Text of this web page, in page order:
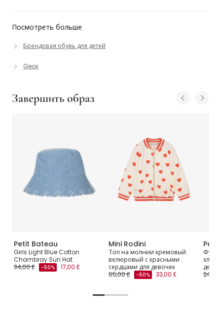
Посмотреть больше
Брендовая обувь для детей
Geox
Завершить образ
Petit Bateau
Girls Light Blue Cotton
Chambray Sun Hat
34,00 £
-50% 17,00 £
Mini Rodini
Топ на молнии кремовый
велюровый с красными
сердцами для девочек
65,00 £
-50% 33,00 £
24,00